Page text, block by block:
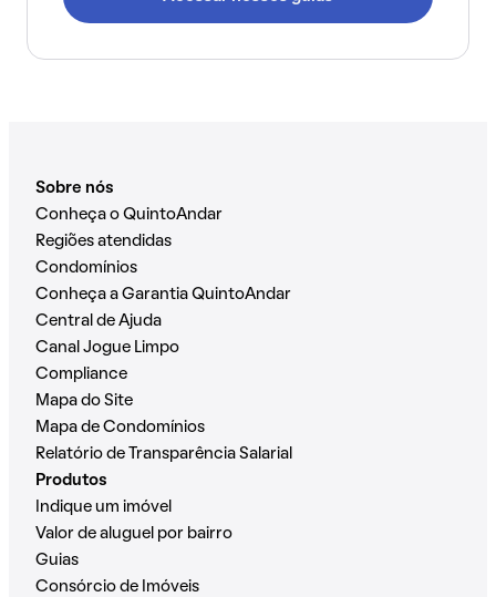
Sobre nós
Conheça o QuintoAndar
Regiões atendidas
Condomínios
Conheça a Garantia QuintoAndar
Central de Ajuda
Canal Jogue Limpo
Compliance
Mapa do Site
Mapa de Condomínios
Relatório de Transparência Salarial
Produtos
Indique um imóvel
Valor de aluguel por bairro
Guias
Consórcio de Imóveis